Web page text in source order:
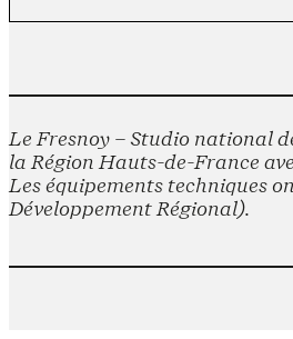
Le Fresnoy – Studio national
la Région Hauts-de-France
Les équipements techniques
Développement Régional).